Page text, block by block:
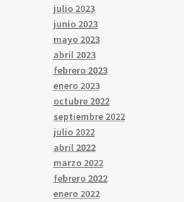
julio 2023
junio 2023
mayo 2023
abril 2023
febrero 2023
enero 2023
octubre 2022
septiembre 2022
julio 2022
abril 2022
marzo 2022
febrero 2022
enero 2022